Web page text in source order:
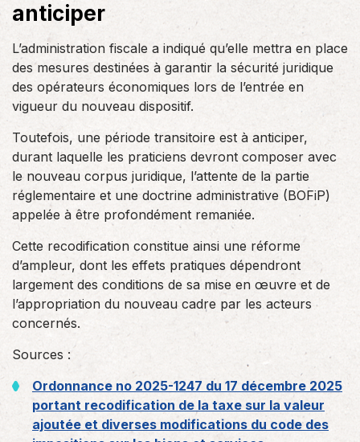
anticiper
L’administration fiscale a indiqué qu’elle mettra en place
des mesures destinées à garantir la sécurité juridique
des opérateurs économiques lors de l’entrée en
vigueur du nouveau dispositif.
Toutefois, une période transitoire est à anticiper,
durant laquelle les praticiens devront composer avec
le nouveau corpus juridique, l’attente de la partie
réglementaire et une doctrine administrative (BOFiP)
appelée à être profondément remaniée.
Cette recodification constitue ainsi une réforme
d’ampleur, dont les effets pratiques dépendront
largement des conditions de sa mise en œuvre et de
l’appropriation du nouveau cadre par les acteurs
concernés.
Sources :
Ordonnance no 2025-1247 du 17 décembre 2025
portant recodification de la taxe sur la valeur
ajoutée et diverses modifications du code des